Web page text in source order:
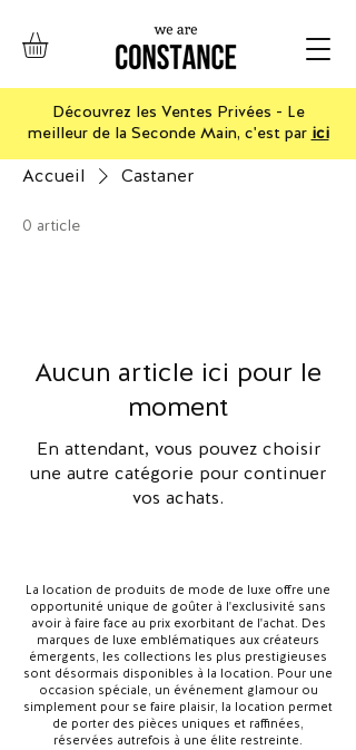
Découvrez les Ventes Privées - Le
meilleur de la Seconde Main, c'est par ici
Accueil Castaner
0 article
Aucun article ici pour le
moment
En attendant, vous pouvez choisir
une autre catégorie pour continuer
vos achats.
La location de produits de mode de luxe offre une
opportunité unique de goûter à l'exclusivité sans
avoir à faire face au prix exorbitant de l'achat. Des
marques de luxe emblématiques aux créateurs
émergents, les collections les plus prestigieuses
sont désormais disponibles à la location. Pour une
occasion spéciale, un événement glamour ou
simplement pour se faire plaisir, la location permet
de porter des pièces uniques et raffinées,
réservées autrefois à une élite restreinte.